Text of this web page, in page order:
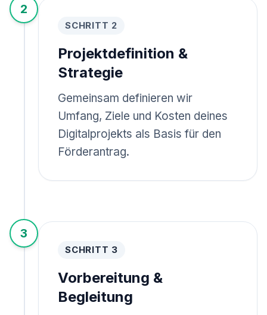
2
SCHRITT 2
Projektdefinition &
Strategie
Gemeinsam definieren wir
Umfang, Ziele und Kosten deines
Digitalprojekts als Basis für den
Förderantrag.
3
SCHRITT 3
Vorbereitung &
Begleitung